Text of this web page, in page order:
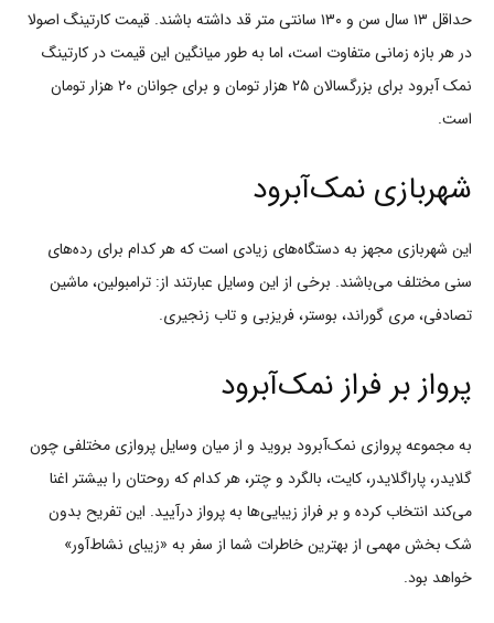
حداقل ۱۳ سال سن و ۱۳۰ سانتی متر قد داشته باشند. قیمت کارتینگ اصولا
در هر بازه زمانی متفاوت است، اما به طور میانگین این قیمت در کارتینگ
نمک آبرود برای بزرگسالان ۲۵ هزار تومان و برای جوانان ۲۰ هزار تومان
است.
شهربازی نمک‌آبرود
این شهربازی مجهز به دستگاه‌های زیادی است که هر کدام برای رده‌های
سنی مختلف می‌باشند. برخی از این وسایل عبارتند از: ترامبولین، ماشین
تصادفی، مری گوراند، بوستر، فریزبی و تاب زنجیری.
پرواز بر فراز نمک‌آبرود
به مجموعه پروازی نمک‌آبرود بروید و از میان وسایل پروازی مختلفی چون
گلایدر، پاراگلایدر، کایت، بالگرد و چتر، هر کدام که روحتان را بیشتر اغنا
می‌کند انتخاب کرده و بر فراز زیبایی‌ها به پرواز درآیید. این تفریح بدون
شک بخش مهمی از بهترین خاطرات شما از سفر به «زیبای نشاط‌آور»
خواهد بود.